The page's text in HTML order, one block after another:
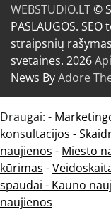
WEBSTUDIO.LT©
PASLAUGOS.
straipsnių
svetaines. 2026
News ByAdore
Draugai: -
konsultacijos -
naujienos - Miesto
kūrimas -
spaudai - Kauno
naujienos